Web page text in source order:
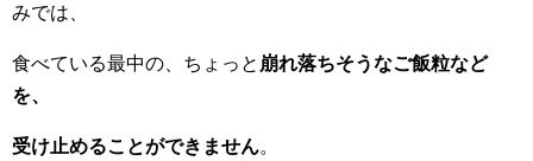
みでは、
食べている最中の、ちょっと 崩れ落ちそうなご飯粒など
を、
受け止めることができません。